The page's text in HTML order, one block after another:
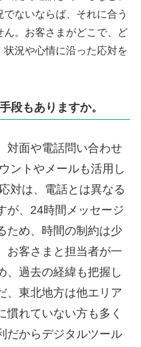
ないならば、それに合う
。お客さまがどこで、ど
状況や心情に沿った応対を
段もありますか。
対面や電話問い合わせ
ントやメールも活用し
対は、電話とは異なる
が、24時間メッセージ
ため、時間の制約は少
お客さまと担当者が一
、過去の経緯も把握し
、東北地方は他エリア
慣れていない方も多く
だからデジタルツール